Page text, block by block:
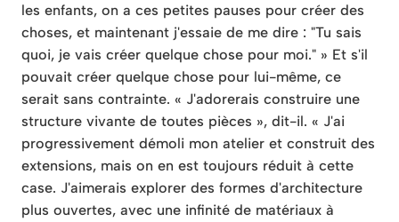
les enfants, on a ces petites pauses pour créer des
choses, et maintenant j'essaie de me dire : "Tu sais
quoi, je vais créer quelque chose pour moi." » Et s'il
pouvait créer quelque chose pour lui-même, ce
serait sans contrainte. « J'adorerais construire une
structure vivante de toutes pièces », dit-il. « J'ai
progressivement démoli mon atelier et construit des
extensions, mais on en est toujours réduit à cette
case. J'aimerais explorer des formes d'architecture
plus ouvertes, avec une infinité de matériaux à